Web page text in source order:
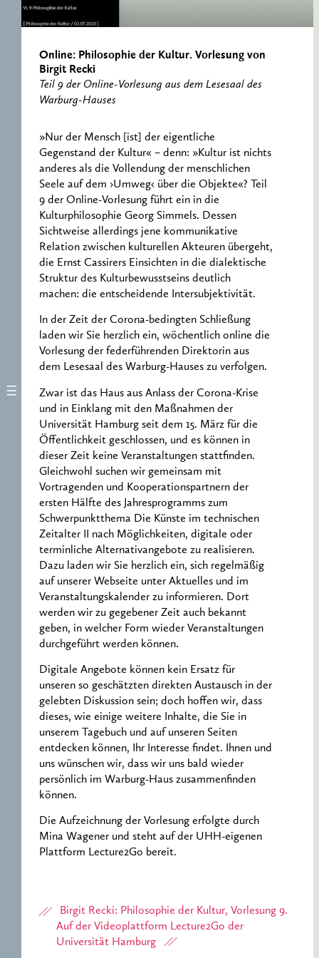
FOR POLITICAL
ICONOGRAPHY
ERNST CASSIRER
CENTRE 1997-2007
Online: Philosophie der Kultur. Vorlesung von
Birgit Recki
Teil 9 der Online-Vorlesung aus dem Lesesaal des
Warburg-Hauses
»Nur der Mensch [ist] der eigentliche
Gegenstand der Kultur« – denn: »Kultur ist nichts
anderes als die Vollendung der menschlichen
Seele auf dem ›Umweg‹ über die Objekte«? Teil
9 der Online-Vorlesung führt ein in die
Kulturphilosophie Georg Simmels. Dessen
Sichtweise allerdings jene kommunikative
Relation zwischen kulturellen Akteuren übergeht,
die Ernst Cassirers Einsichten in die dialektische
Struktur des Kulturbewusstseins deutlich
machen: die entscheidende Intersubjektivität.
In der Zeit der Corona-bedingten Schließung
laden wir Sie herzlich ein, wöchentlich online die
Vorlesung der federführenden Direktorin aus
dem Lesesaal des Warburg-Hauses zu verfolgen.
Zwar ist das Haus aus Anlass der Corona-Krise
und in Einklang mit den Maßnahmen der
Universität Hamburg seit dem 15. März für die
Öffentlichkeit geschlossen, und es können in
dieser Zeit keine Veranstaltungen stattfinden.
Gleichwohl suchen wir gemeinsam mit
Vortragenden und Kooperationspartnern der
ersten Hälfte des Jahresprogramms zum
Schwerpunktthema Die Künste im technischen
Zeitalter II nach Möglichkeiten, digitale oder
terminliche Alternativangebote zu realisieren.
Dazu laden wir Sie herzlich ein, sich regelmäßig
auf unserer Webseite unter Aktuelles und im
Veranstaltungskalender zu informieren. Dort
werden wir zu gegebener Zeit auch bekannt
geben, in welcher Form wieder Veranstaltungen
durchgeführt werden können.
Digitale Angebote können kein Ersatz für
unseren so geschätzten direkten Austausch in der
gelebten Diskussion sein; doch hoffen wir, dass
dieses, wie einige weitere Inhalte, die Sie in
unserem Tagebuch und auf unseren Seiten
entdecken können, Ihr Interesse findet. Ihnen und
uns wünschen wir, dass wir uns bald wieder
persönlich im Warburg-Haus zusammenfinden
können.
Die Aufzeichnung der Vorlesung erfolgte durch
Mina Wagener und steht auf der UHH-eigenen
Plattform Lecture2Go bereit.
Birgit Recki: Philosophie der Kultur, Vorlesung 9.
Auf der Videoplattform Lecture2Go der
Universität Hamburg